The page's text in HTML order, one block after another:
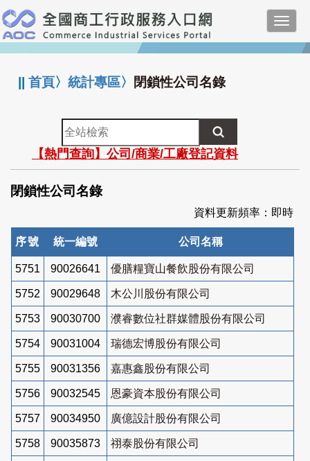
跳
到
主
要
:::
||首頁〉統計專區〉 閉鎖性公司名錄
全
站
檢
索
【熱門查詢】公司/商業/工廠登記資料
閉鎖性公司名錄
資料更新頻率：即時
序號 統一編號 公司名稱
5751 90026641 優膳糧寶山餐飲股份有限公司
5752 90029648 木公川股份有限公司
5753 90030700 濮睿數位社群媒體股份有限公司
5754 90031004 瑞德宏博股份有限公司
5755 90031356 嘉惠鑫股份有限公司
5756 90032545 恩豪資本股份有限公司
5757 90034950 廣億設計股份有限公司
5758 90035873 祤泰股份有限公司